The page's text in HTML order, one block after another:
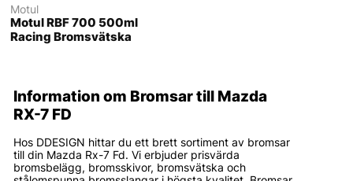
Motul
Motul RBF 700 500ml
Racing Bromsvätska
Information om Bromsar till Mazda
RX-7 FD
Hos DDESIGN hittar du ett brett sortiment av bromsar
till din Mazda Rx-7 Fd. Vi erbjuder prisvärda
bromsbelägg, bromsskivor, bromsvätska och